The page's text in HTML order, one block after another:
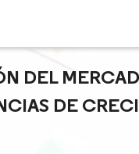
DEL
DE